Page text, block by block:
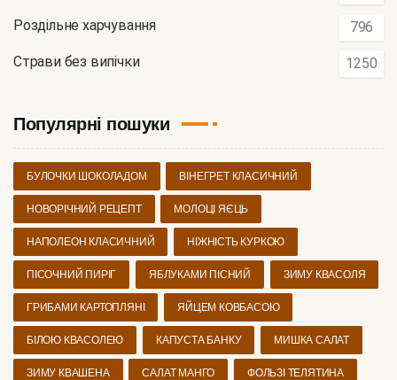
Роздільне харчування 796
Страви без випічки 1250
Популярні пошуки
БУЛОЧКИ ШОКОЛАДОМ ВІНЕГРЕТ КЛАСИЧНИЙ
НОВОРІЧНИЙ РЕЦЕПТ МОЛОЦІ ЯЄЦЬ
НАПОЛЕОН КЛАСИЧНИЙ НІЖНІСТЬ КУРКОЮ
ПІСОЧНИЙ ПИРІГ ЯБЛУКАМИ ПІСНИЙ ЗИМУ КВАСОЛЯ
ГРИБАМИ КАРТОПЛЯНІ ЯЙЦЕМ КОВБАСОЮ
БІЛОЮ КВАСОЛЕЮ КАПУСТА БАНКУ МИШКА САЛАТ
ЗИМУ КВАШЕНА САЛАТ МАНГО ФОЛЬЗІ ТЕЛЯТИНА